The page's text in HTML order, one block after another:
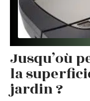
Jusqu’où
la
jardin ?